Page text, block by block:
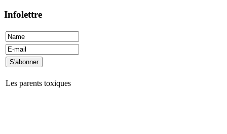
Infolettre
Les parents toxiques